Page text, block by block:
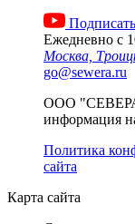
Ежедневно с
Москва,
go@sewera.ru
ООО "СЕВЕРА
информация
Политика
сайта
Карта сайта